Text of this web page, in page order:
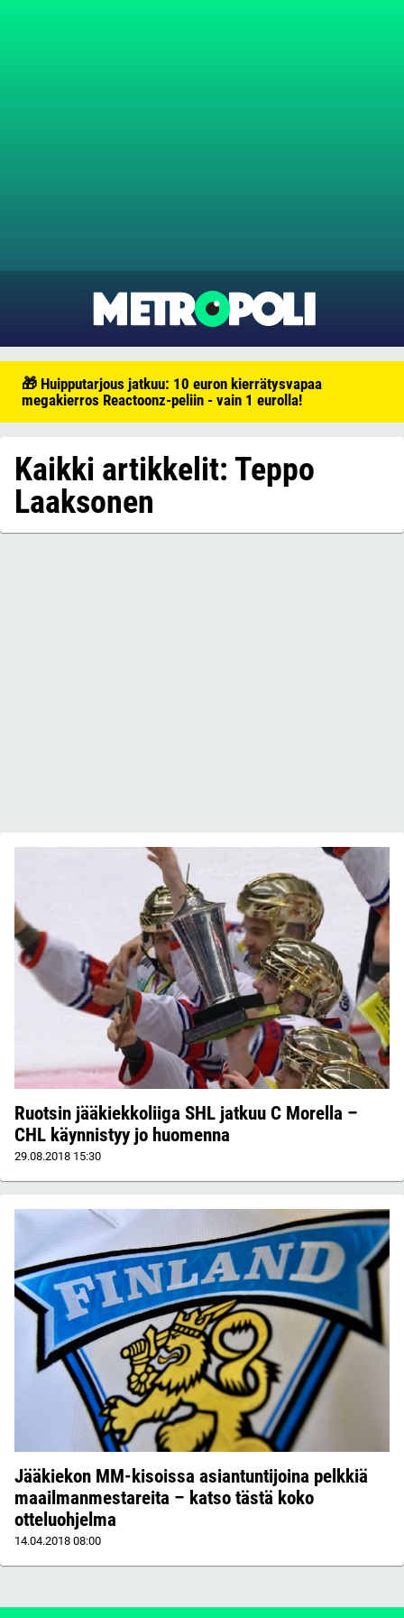
🎁 Huipputarjous jatkuu: 10 euron kierrätysvapaa
megakierros Reactoonz-peliin - vain 1 eurolla!
Kaikki artikkelit: Teppo
Laaksonen
Ruotsin jääkiekkoliiga SHL jatkuu C Morella –
CHL käynnistyy jo huomenna
29.08.2018 15:30
Jääkiekon MM-kisoissa asiantuntijoina pelkkiä
maailmanmestareita – katso tästä koko
otteluohjelma
14.04.2018 08:00